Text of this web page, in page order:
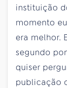
instituição
momento
era melhor.
segundo
quiser
publicação